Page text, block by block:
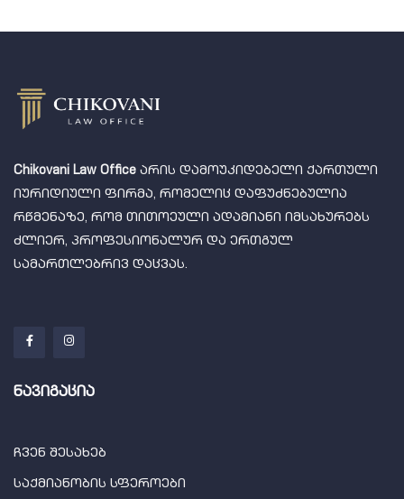
Chikovani Law Office არის დამოუკიდებელი ქართული
იურიდიული ფირმა, რომელიც დაფუძნებულია
რწმენაზე, რომ თითოეული ადამიანი იმსახურებს
ძლიერ, პროფესიონალურ და ერთგულ
სამართლებრივ დაცვას.
ნავიგაცია
ჩვენ შესახებ
საქმიანობის სფეროები